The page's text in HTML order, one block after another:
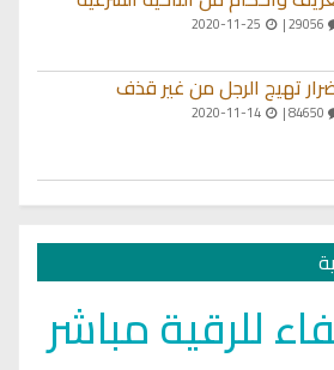
تهيج الرجل من غير قذف
2020-11-14
للرقية مباشر